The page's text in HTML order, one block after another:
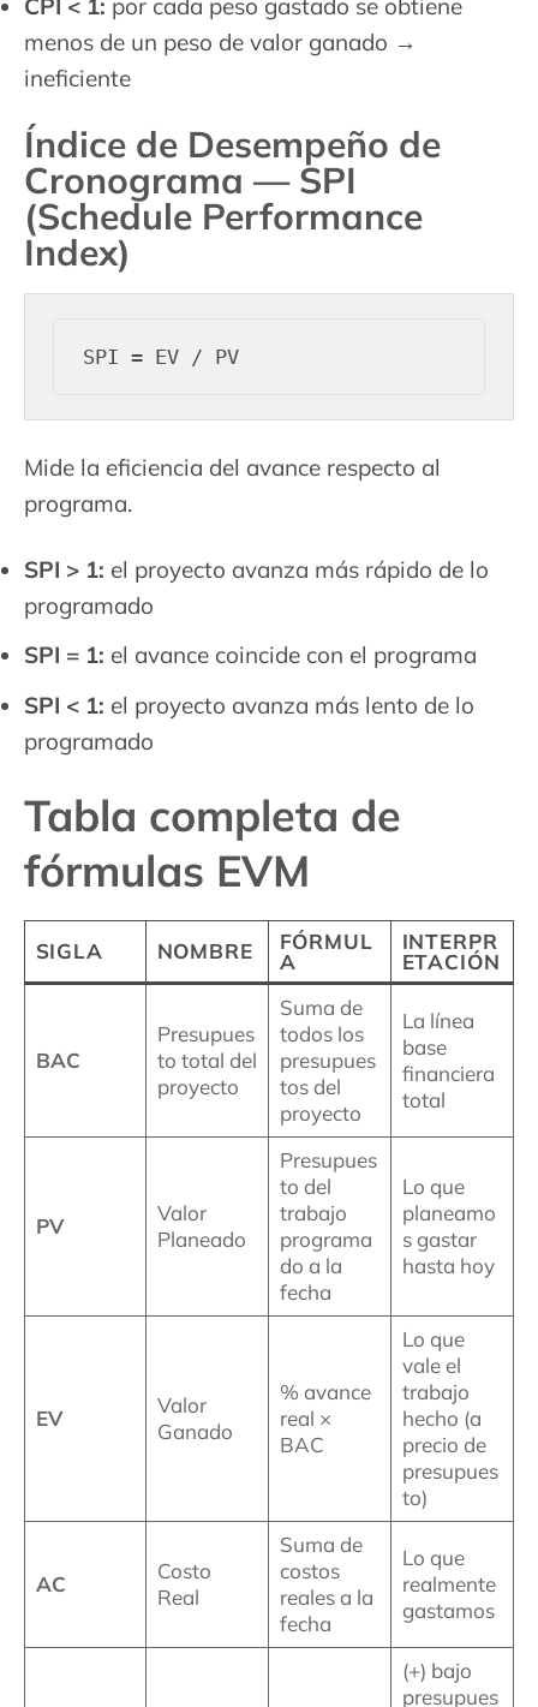
CPI < 1: por cada peso gastado se obtiene
menos de un peso de valor ganado →
ineficiente
Índice de Desempeño de
Cronograma — SPI
(Schedule Performance
Index)
Mide la eficiencia del avance respecto al
programa.
SPI > 1: el proyecto avanza más rápido de lo
programado
SPI = 1: el avance coincide con el programa
SPI < 1: el proyecto avanza más lento de lo
programado
Tabla completa de
fórmulas EVM
SIGLA NOMBRE
FÓRMUL
A
INTERPR
ETACIÓN
BAC
Presupues
to total del
proyecto
Suma de
todos los
presupues
tos del
proyecto
La línea
base
financiera
total
PV
Valor
Planeado
Presupues
to del
trabajo
programa
do a la
fecha
Lo que
planeamo
s gastar
hasta hoy
EV
Valor
Ganado
% avance
real ×
BAC
Lo que
vale el
trabajo
hecho (a
precio de
presupues
to)
AC
Costo
Real
Suma de
costos
reales a la
fecha
Lo que
realmente
gastamos
(+) bajo
presupues